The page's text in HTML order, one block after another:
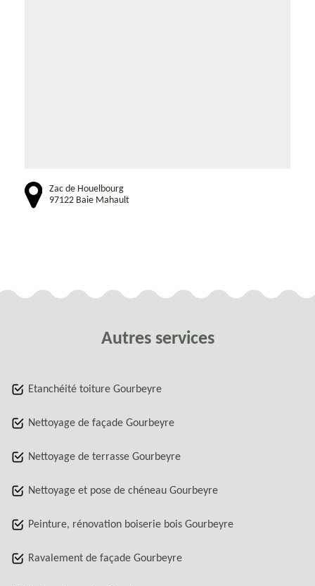
Zac de Houelbourg
97122 Baie Mahault
Autres services
Etanchéité toiture Gourbeyre
Nettoyage de façade Gourbeyre
Nettoyage de terrasse Gourbeyre
Nettoyage et pose de chéneau Gourbeyre
Peinture, rénovation boiserie bois Gourbeyre
Ravalement de façade Gourbeyre